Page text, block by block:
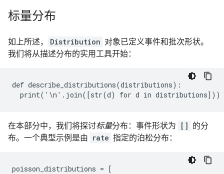
标量分布
如上所述， Distribution 对象已定义事件和批次形状。
我们将从描述分布的实用工具开始：
def describe_distributions(distributions):
在本部分中，我们将探讨标量分布：事件形状为 [] 的分
布。一个典型示例是由 rate 指定的泊松分布：
poisson_distributions = [